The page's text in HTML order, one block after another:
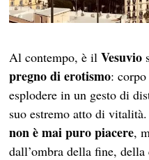
Al contempo, è ilVesuvio
pregno di erotismo:
esplodere in un gesto di
suo estremo atto di vitalità.
non è mai puro piacere,
dall’ombra della fine, della